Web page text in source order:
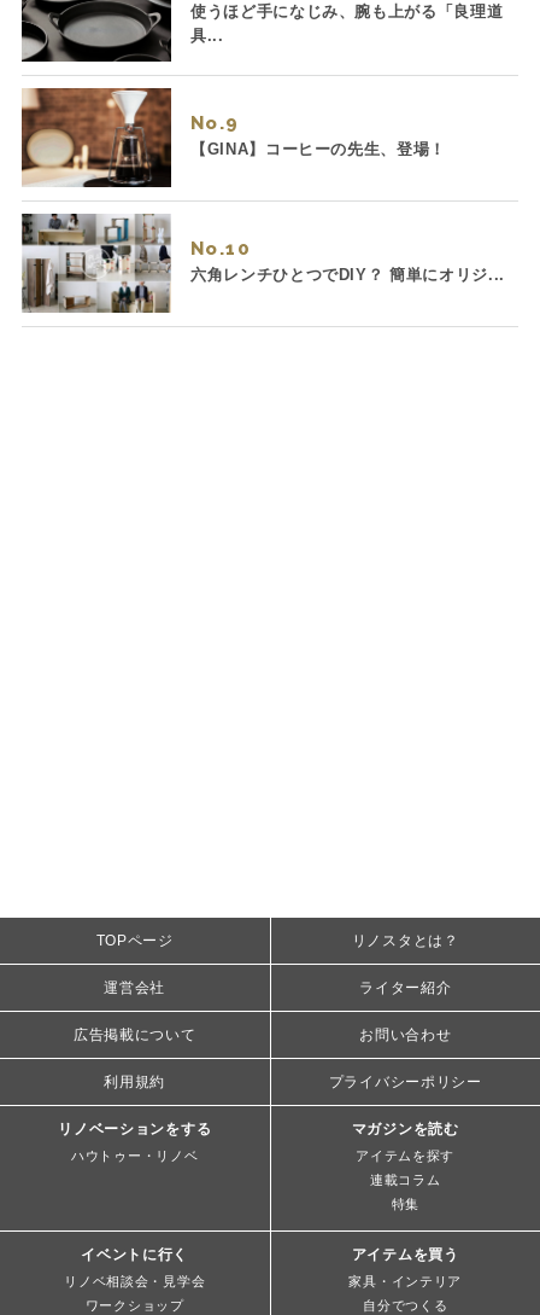
使うほど手になじみ、腕も上がる「良理道
具...
No.
【GINA】コーヒーの先生、登場！
No.
六角レンチひとつでDIY？ 簡単にオリジ...
TOPページ リノスタとは？
運営会社 ライター紹介
広告掲載について お問い合わせ
利用規約 プライバシーポリシー
リノベーションをする
ハウトゥー・リノベ
マガジンを読む
アイテムを探す
連載コラム
特集
イベントに行く
リノベ相談会・見学会
ワークショップ
アイテムを買う
家具・インテリア
自分でつくる